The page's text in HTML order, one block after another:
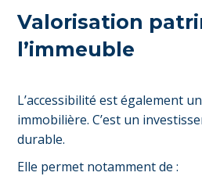
Valorisation
l’immeuble
L’accessibilité est également
immobilière. C’est un
durable.
Elle permet notamment de :